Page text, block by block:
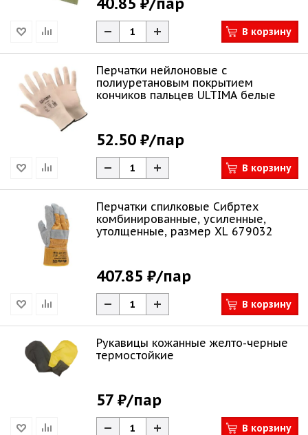
В корзину
Перчатки нейлоновые с
полиуретановым покрытием
кончиков пальцев ULTIMA белые
52.50 ₽/пар
В корзину
Перчатки спилковые Сибртех
комбинированные, усиленные,
утолщенные, размер XL 679032
407.85 ₽/пар
В корзину
Рукавицы кожанные желто-черные
термостойкие
57 ₽/пар
В корзину